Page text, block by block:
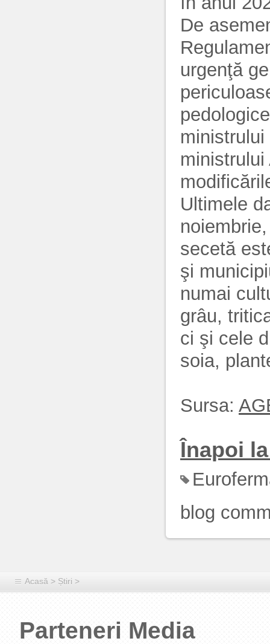
De
urgenţă
Ultimele
secetă
şi
numai
grâu,
ci şi cele
soia,
Sursa:
Înapoi
blog
Acasă > Știri >
Parteneri Media